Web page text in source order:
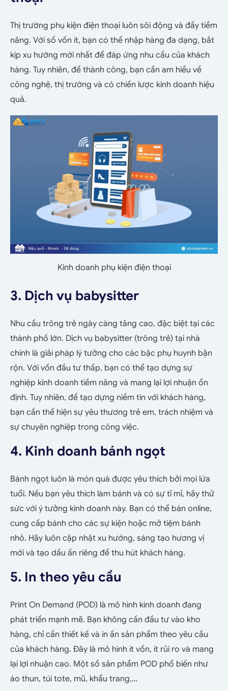
Thị trường phụ kiện điện thoại luôn sôi động và đầy tiềm
năng. Với số vốn ít, bạn có thể nhập hàng đa dạng, bắt
kịp xu hướng mới nhất để đáp ứng nhu cầu của khách
hàng. Tuy nhiên, để thành công, bạn cần am hiểu về
công nghệ, thị trường và có chiến lược kinh doanh hiệu
quả.
Kinh doanh phụ kiện điện thoại
3. Dịch vụ babysitter
Nhu cầu trông trẻ ngày càng tăng cao, đặc biệt tại các
thành phố lớn. Dịch vụ babysitter (trông trẻ) tại nhà
chính là giải pháp lý tưởng cho các bậc phụ huynh bận
rộn. Với vốn đầu tư thấp, bạn có thể tạo dựng sự
nghiệp kinh doanh tiềm năng và mang lại lợi nhuận ổn
định. Tuy nhiên, để tạo dựng niềm tin với khách hàng,
bạn cần thể hiện sự yêu thương trẻ em, trách nhiệm và
sự chuyên nghiệp trong công việc.
4. Kinh doanh bánh ngọt
Bánh ngọt luôn là món quà được yêu thích bởi mọi lứa
tuổi. Nếu bạn yêu thích làm bánh và có sự tỉ mỉ, hãy thử
sức với ý tưởng kinh doanh này. Bạn có thể bán online,
cung cấp bánh cho các sự kiện hoặc mở tiệm bánh
nhỏ. Hãy luôn cập nhật xu hướng, sáng tạo hương vị
mới và tạo dấu ấn riêng để thu hút khách hàng.
5. In theo yêu cầu
Print On Demand (POD) là mô hình kinh doanh đang
phát triển mạnh mẽ. Bạn không cần đầu tư vào kho
hàng, chỉ cần thiết kế và in ấn sản phẩm theo yêu cầu
của khách hàng. Đây là mô hình ít vốn, ít rủi ro và mang
lại lợi nhuận cao. Một số sản phẩm POD phổ biến như
áo thun, túi tote, mũ, khẩu trang,…